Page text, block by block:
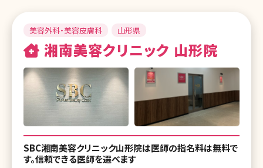
美容外科・美容皮膚科 山形県
湘南美容クリニック 山形院
SBC湘南美容クリニック山形院は医師の指名料は無料で
す。信頼できる医師を選べます